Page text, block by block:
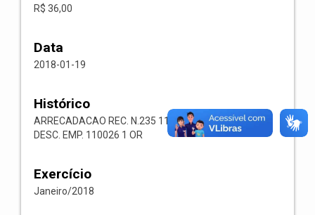
R$ 36,00
Data
2018-01-19
Histórico
ARRECADACAO REC. N.235 1118.02.3.1.00 RECEITA
DESC. EMP. 110026 1 OR
Exercício
Janeiro/2018